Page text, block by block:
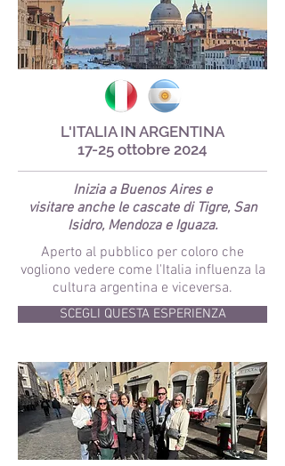
L'ITALIA IN ARGENTINA
17-25 ottobre 2024
Inizia a Buenos Aires e
visitare anche le cascate di Tigre, San
Isidro, Mendoza e Iguaza.
Aperto al pubblico per coloro che
vogliono vedere come l'Italia influenza la
cultura argentina e viceversa.
SCEGLI QUESTA ESPERIENZA